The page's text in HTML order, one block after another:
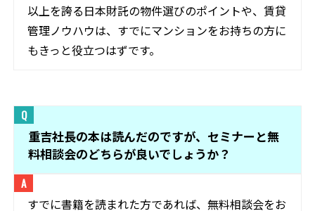
以上を誇る日本財託の物件選びのポイントや、賃貸
管理ノウハウは、すでにマンションをお持ちの方に
もきっと役立つはずです。
重吉社長の本は読んだのですが、セミナーと無
料相談会のどちらが良いでしょうか？
すでに書籍を読まれた方であれば、無料相談会をお